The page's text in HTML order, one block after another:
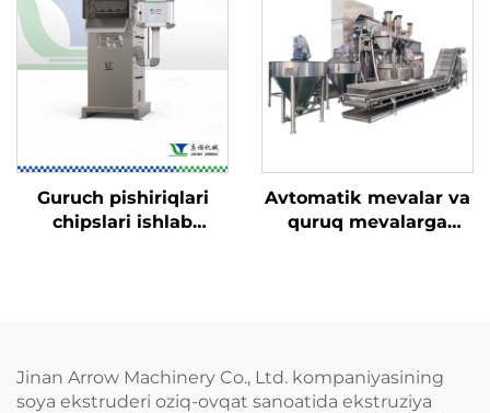
Guruch pishiriqlari
chipslari ishlab
Avtomatik mevalar va
quruq mevalarga
Jinan Arrow Machinery Co., Ltd. kompaniyasining
soya ekstruderi oziq-ovqat sanoatida ekstruziya